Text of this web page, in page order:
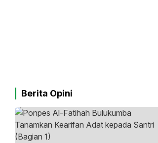
Berita Opini